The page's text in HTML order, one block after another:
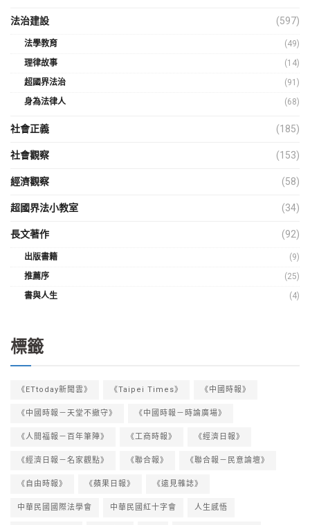
法治建設 (597)
法學教育
(49)
理律故事
(14)
超國界法治
(91)
身為法律人
(68)
社會正義 (185)
社會觀察 (153)
經濟觀察 (58)
超國界法小教室 (34)
長文著作 (92)
出版書籍
(9)
推薦序
(25)
書與人生
(4)
標籤
《ETtoday新聞雲》 《Taipei Times》 《中國時報》
《中國時報－天堂不撤守》 《中國時報－時論廣場》
《人間福報－百年筆陣》 《工商時報》 《經濟日報》
《經濟日報－名家觀點》 《聯合報》 《聯合報－民意論壇》
《自由時報》 《蘋果日報》 《遠見雜誌》
中華民國國際法學會 中華民國紅十字會 人生感悟